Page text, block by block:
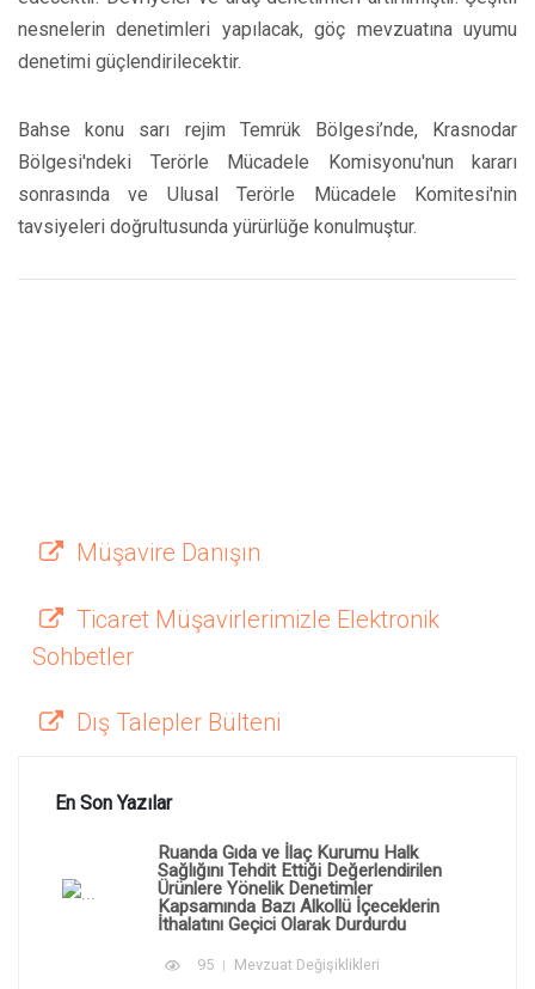
nesnelerin denetimleri yapılacak, göç mevzuatına uyumu
denetimi güçlendirilecektir.
Bahse konu sarı rejim Temrük Bölgesi’nde, Krasnodar
Bölgesi'ndeki Terörle Mücadele Komisyonu'nun kararı
sonrasında ve Ulusal Terörle Mücadele Komitesi'nin
tavsiyeleri doğrultusunda yürürlüğe konulmuştur.
Müşavire Danışın
Ticaret Müşavirlerimizle Elektronik
Sohbetler
Dış Talepler Bülteni
En Son Yazılar
Ruanda Gıda ve İlaç Kurumu Halk
Sağlığını Tehdit Ettiği Değerlendirilen
Ürünlere Yönelik Denetimler
Kapsamında Bazı Alkollü İçeceklerin
İthalatını Geçici Olarak Durdurdu
95 Mevzuat Değişiklikleri